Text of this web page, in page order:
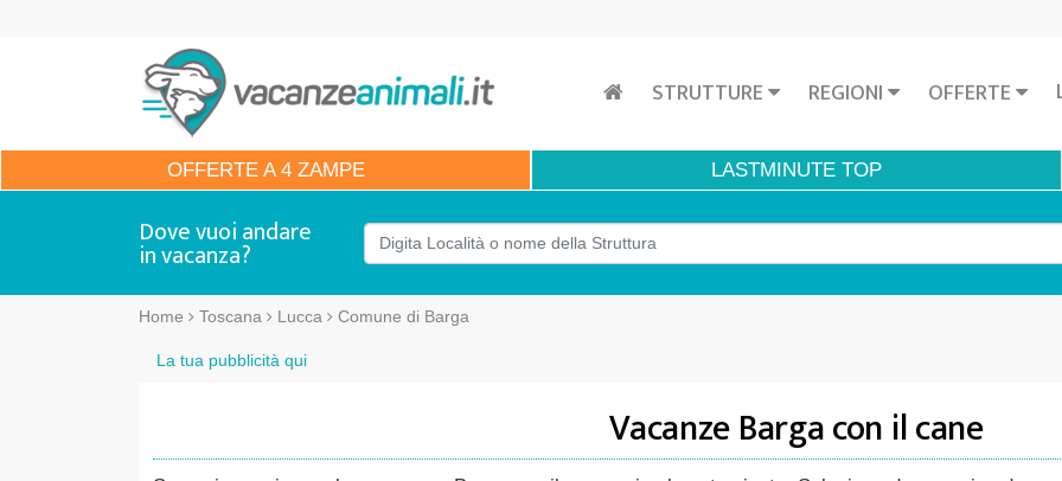
STRUTTURE REGIONI OFFERTE
OFFERTEA 4 ZAMPE LASTMINUTE TOP
Dove vuoi andare
in vacanza?
Home Toscana Lucca Comune di Barga
La tua pubblicità qui
Vacanze Barga con il cane